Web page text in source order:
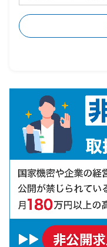
・中長期戦略の検討
通じた現状分析支援
・施策実行部隊と
業目標の達成を支援
・クライアントと